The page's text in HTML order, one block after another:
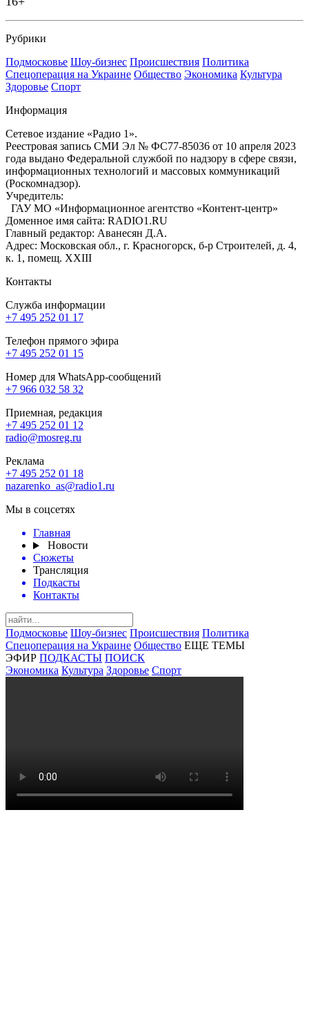
Рубрики
Подмосковье Шоу-бизнес Происшествия Политика
Спецоперация на Украине Общество Экономика Культура
Здоровье Спорт
Информация
Сетевое издание «Радио 1».
Реестровая запись СМИ Эл № ФС77-85036 от 10 апреля 2023
года выдано Федеральной службой по надзору в сфере связи,
информационных технологий и массовых коммуникаций
(Роскомнадзор).
Учредитель:
ГАУ МО «Информационное агентство «Контент-центр»
Доменное имя сайта: RADIO1.RU
Главный редактор: Аванесян Д.А.
Адрес: Московская обл., г. Красногорск, б-р Строителей, д. 4,
к. 1, помещ. XXIII
Контакты
Служба информации
+7 495 252 01 17
Телефон прямого эфира
+7 495 252 01 15
Номер для WhatsApp-сообщений
+7 966 032 58 32
Приемная, редакция
+7 495 252 01 12
radio@mosreg.ru
Реклама
+7 495 252 01 18
nazarenko_as@radio1.ru
Мы в соцсетях
Главная
Новости
Сюжеты
Трансляция
Подкасты
Контакты
Подмосковье Шоу-бизнес Происшествия Политика
Спецоперация на Украине Общество ЕЩЕ ТЕМЫ
ЭФИР ПОДКАСТЫ ПОИСК
Экономика Культура Здоровье Спорт